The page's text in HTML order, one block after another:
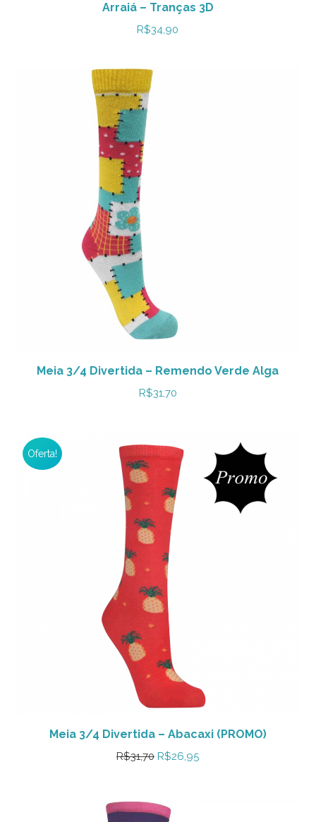
Arraiá – Tranças 3D
R$34,90
Meia 3/4 Divertida – Remendo Verde Alga
R$31,70
Oferta!
Meia 3/4 Divertida – Abacaxi (PROMO)
R$31,70 O
era:
R$26,95O